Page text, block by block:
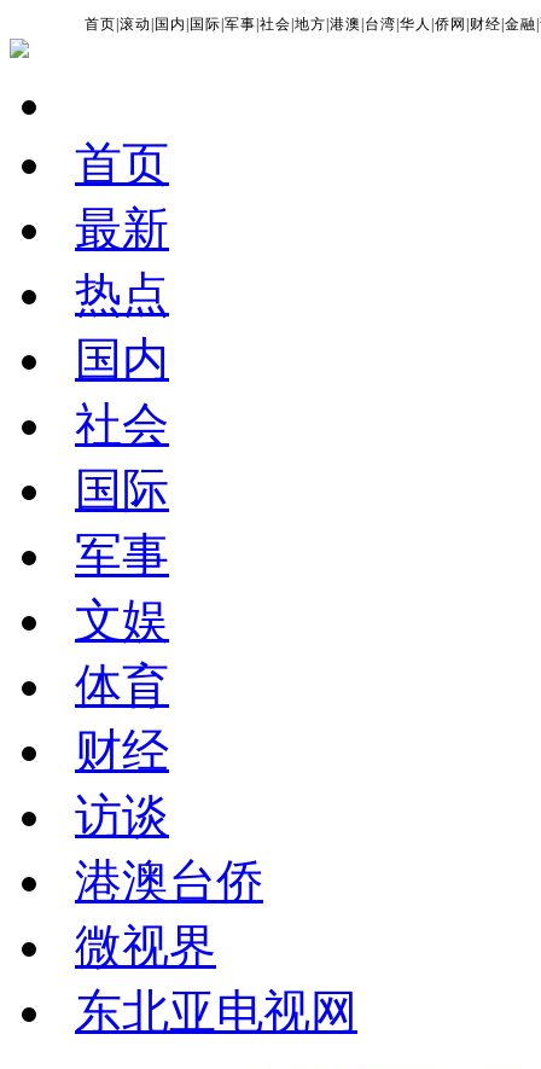
首页 |滚动 国内 国际 |军事 |社会 |地方 |港澳 台湾 |华人 |侨网 财经 |金融 |
首页
最新
热点
国内
社会
国际
军事
文娱
体育
财经
访谈
港澳台侨
微视界
东北亚电视网